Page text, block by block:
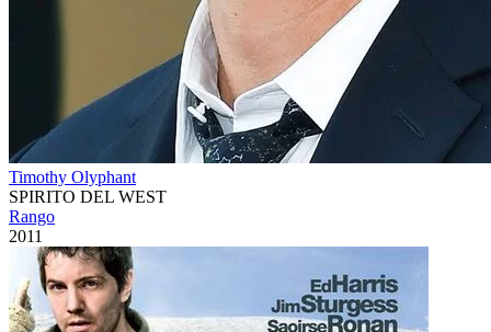
Timothy Olyphant
SPIRITO DEL WEST
Rango
2011